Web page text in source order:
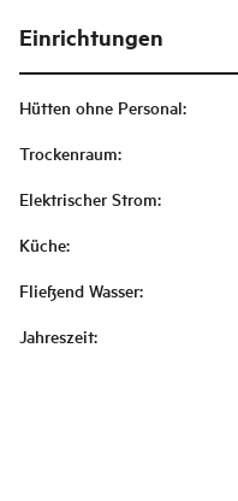
Einrichtungen
Hütten ohne Personal:
Trockenraum:
Elektrischer Strom:
Küche:
Fließend Wasser:
Jahreszeit: